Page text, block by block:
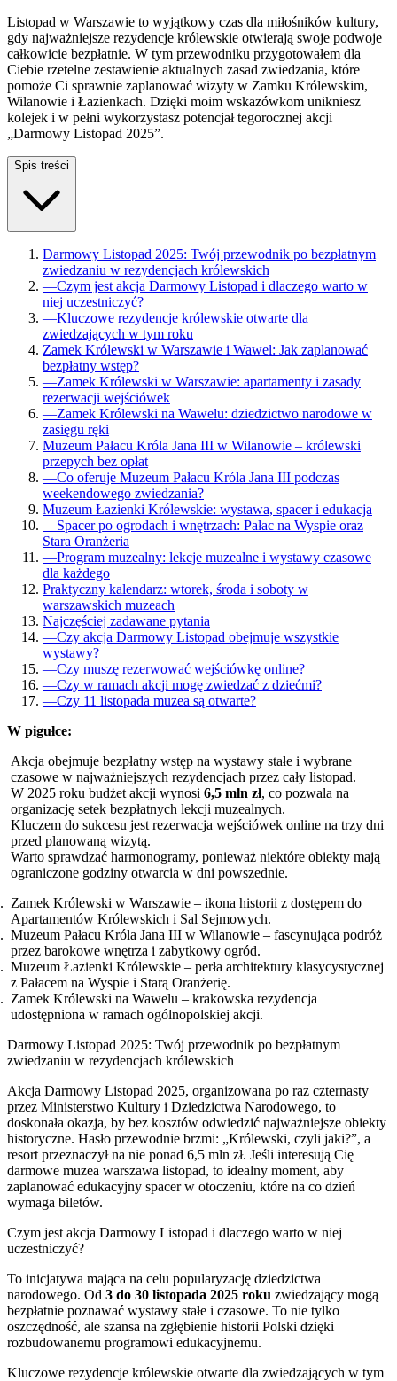
Listopad w Warszawie to wyjątkowy czas dla miłośników kultury,
gdy najważniejsze rezydencje królewskie otwierają swoje podwoje
całkowicie bezpłatnie. W tym przewodniku przygotowałem dla
Ciebie rzetelne zestawienie aktualnych zasad zwiedzania, które
pomoże Ci sprawnie zaplanować wizyty w Zamku Królewskim,
Wilanowie i Łazienkach. Dzięki moim wskazówkom unikniesz
kolejek i w pełni wykorzystasz potencjał tegorocznej akcji
„Darmowy Listopad 2025”.
Spis treści
Darmowy Listopad 2025: Twój przewodnik po bezpłatnym
zwiedzaniu w rezydencjach królewskich
—Czym jest akcja Darmowy Listopad i dlaczego warto w
niej uczestniczyć?
—Kluczowe rezydencje królewskie otwarte dla
zwiedzających w tym roku
Zamek Królewski w Warszawie i Wawel: Jak zaplanować
bezpłatny wstęp?
—Zamek Królewski w Warszawie: apartamenty i zasady
rezerwacji wejściówek
—Zamek Królewski na Wawelu: dziedzictwo narodowe w
zasięgu ręki
Muzeum Pałacu Króla Jana III w Wilanowie – królewski
przepych bez opłat
—Co oferuje Muzeum Pałacu Króla Jana III podczas
weekendowego zwiedzania?
Muzeum Łazienki Królewskie: wystawa, spacer i edukacja
—Spacer po ogrodach i wnętrzach: Pałac na Wyspie oraz
Stara Oranżeria
—Program muzealny: lekcje muzealne i wystawy czasowe
dla każdego
Praktyczny kalendarz: wtorek, środa i soboty w
warszawskich muzeach
Najczęściej zadawane pytania
—Czy akcja Darmowy Listopad obejmuje wszystkie
wystawy?
—Czy muszę rezerwować wejściówkę online?
—Czy w ramach akcji mogę zwiedzać z dziećmi?
—Czy 11 listopada muzea są otwarte?
W pigułce:
Akcja obejmuje bezpłatny wstęp na wystawy stałe i wybrane
czasowe w najważniejszych rezydencjach przez cały listopad.
W 2025 roku budżet akcji wynosi 6,5 mln zł, co pozwala na
organizację setek bezpłatnych lekcji muzealnych.
Kluczem do sukcesu jest rezerwacja wejściówek online na trzy dni
przed planowaną wizytą.
Warto sprawdzać harmonogramy, ponieważ niektóre obiekty mają
ograniczone godziny otwarcia w dni powszednie.
Zamek Królewski w Warszawie – ikona historii z dostępem do
Apartamentów Królewskich i Sal Sejmowych.
Muzeum Pałacu Króla Jana III w Wilanowie – fascynująca podróż
przez barokowe wnętrza i zabytkowy ogród.
Muzeum Łazienki Królewskie – perła architektury klasycystycznej
z Pałacem na Wyspie i Starą Oranżerię.
Zamek Królewski na Wawelu – krakowska rezydencja
udostępniona w ramach ogólnopolskiej akcji.
Darmowy Listopad 2025: Twój przewodnik po bezpłatnym
zwiedzaniu w rezydencjach królewskich
Akcja Darmowy Listopad 2025, organizowana po raz czternasty
przez Ministerstwo Kultury i Dziedzictwa Narodowego, to
doskonała okazja, by bez kosztów odwiedzić najważniejsze obiekty
historyczne. Hasło przewodnie brzmi: „Królewski, czyli jaki?”, a
resort przeznaczył na nie ponad 6,5 mln zł. Jeśli interesują Cię
darmowe muzea warszawa listopad, to idealny moment, aby
zaplanować edukacyjny spacer w otoczeniu, które na co dzień
wymaga biletów.
Czym jest akcja Darmowy Listopad i dlaczego warto w niej
uczestniczyć?
To inicjatywa mająca na celu popularyzację dziedzictwa
narodowego. Od 3 do 30 listopada 2025 roku zwiedzający mogą
bezpłatnie poznawać wystawy stałe i czasowe. To nie tylko
oszczędność, ale szansa na zgłębienie historii Polski dzięki
rozbudowanemu programowi edukacyjnemu.
Kluczowe rezydencje królewskie otwarte dla zwiedzających w tym